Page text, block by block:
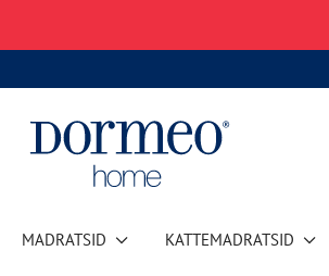
MADRATSID KATTEMADRATSID